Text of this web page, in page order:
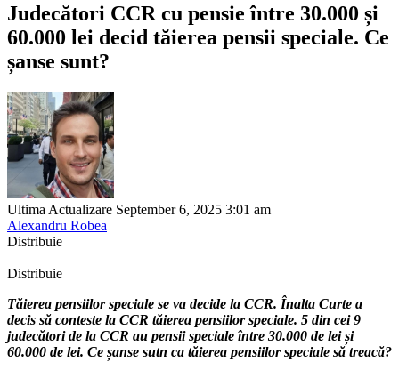
Judecători CCR cu pensie între 30.000 și
60.000 lei decid tăierea pensii speciale. Ce
șanse sunt?
Ultima Actualizare September 6, 2025 3:01 am
Alexandru Robea
Distribuie
Distribuie
Tăierea pensiilor speciale se va decide la CCR. Înalta Curte a
decis să conteste la CCR tăierea pensiilor speciale. 5 din cei 9
judecători de la CCR au pensii speciale între 30.000 de lei și
60.000 de lei. Ce șanse sutn ca tăierea pensiilor speciale să treacă?